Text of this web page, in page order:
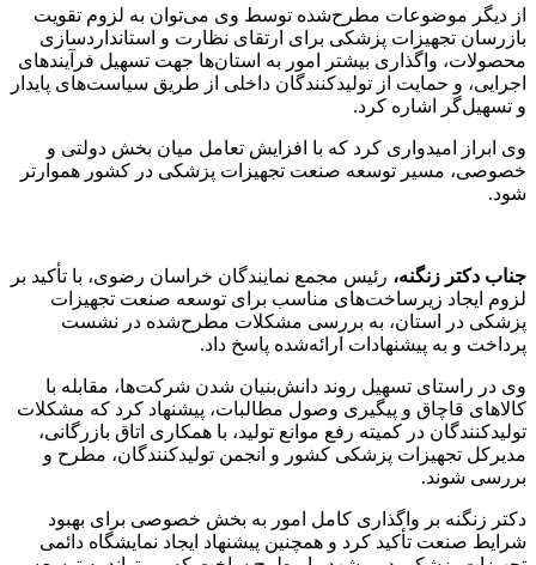
از دیگر موضوعات مطرح‌شده توسط وی می‌توان به لزوم تقویت
بازرسان تجهیزات پزشکی برای ارتقای نظارت و استانداردسازی
محصولات، واگذاری بیشتر امور به استان‌ها جهت تسهیل فرآیندهای
اجرایی، و حمایت از تولیدکنندگان داخلی از طریق سیاست‌های پایدار
و تسهیل‌گر اشاره کرد.
وی ابراز امیدواری کرد که با افزایش تعامل میان بخش دولتی و
خصوصی، مسیر توسعه صنعت تجهیزات پزشکی در کشور هموارتر
شود.
جناب دکتر زنگنه، رئیس مجمع نمایندگان خراسان رضوی، با تأکید بر
لزوم ایجاد زیرساخت‌های مناسب برای توسعه صنعت تجهیزات
پزشکی در استان، به بررسی مشکلات مطرح‌شده در نشست
پرداخت و به پیشنهادات ارائه‌شده پاسخ داد.
وی در راستای تسهیل روند دانش‌بنیان شدن شرکت‌ها، مقابله با
کالاهای قاچاق و پیگیری وصول مطالبات، پیشنهاد کرد که مشکلات
تولیدکنندگان در کمیته رفع موانع تولید، با همکاری اتاق بازرگانی،
مدیرکل تجهیزات پزشکی کشور و انجمن تولیدکنندگان، مطرح و
بررسی شوند.
دکتر زنگنه بر واگذاری کامل امور به بخش خصوصی برای بهبود
شرایط صنعت تأکید کرد و همچنین پیشنهاد ایجاد نمایشگاه دائمی